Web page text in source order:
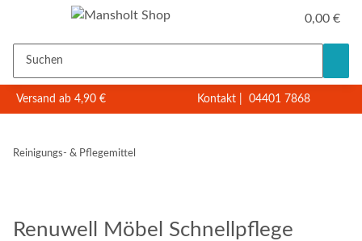
0,00 €
Versand ab 4,90 € Kontakt 04401 7868
Reinigungs- & Pflegemittel
Renuwell Möbel Schnellpflege